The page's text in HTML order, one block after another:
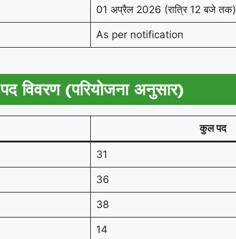
01 अप्रैल 2026 (रात्रि 12 बजे तक)
As per notification
पद विवरण (परियोजना अनुसार)
कुल पद
31
36
38
14